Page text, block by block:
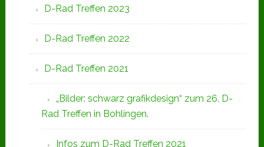
D-Rad Treffen 2023
D-Rad Treffen 2022
D-Rad Treffen 2021
„Bilder: schwarz grafikdesign“ zum 26. D-
Rad Treffen in Bohlingen.
Infos zum D-Rad Treffen 2021